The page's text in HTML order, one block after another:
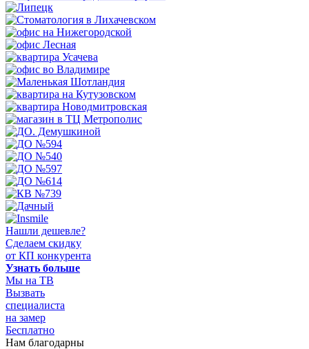
Нашли дешевле?
Сделаем скидку
от КП конкурента
Узнать больше
Мы на ТВ
Вызвать
специалиста
на замер
Бесплатно
Нам благодарны